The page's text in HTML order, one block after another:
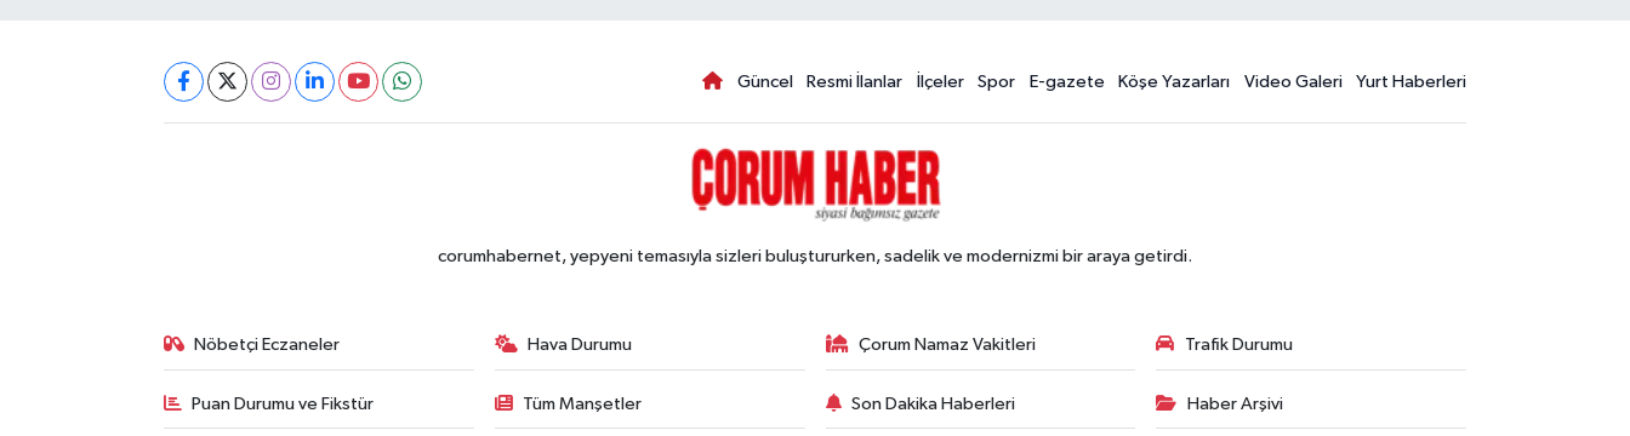
Güncel Resmi İlanlar İlçeler Spor E-gazete Köşe Yazarları Video Galeri Yurt Haberleri
corumhabernet, yepyeni temasıyla sizleri buluştururken, sadelik ve modernizmi bir araya getirdi.
Nöbetçi Eczaneler Hava Durumu Çorum Namaz Vakitleri Trafik Durumu
Puan Durumu ve Fikstür Tüm Manşetler Son Dakika Haberleri Haber Arşivi